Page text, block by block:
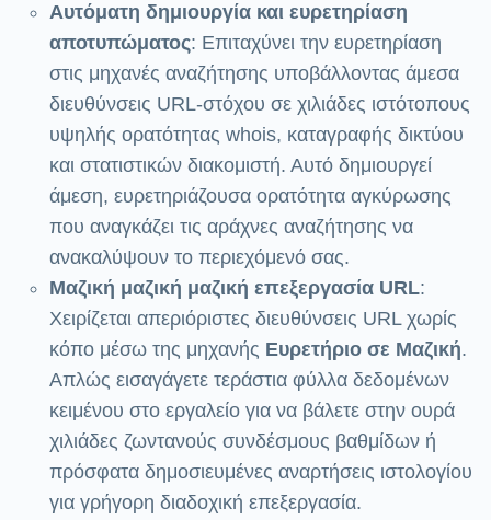
Αυτόματη δημιουργία και ευρετηρίαση
αποτυπώματος: Επιταχύνει την ευρετηρίαση
στις μηχανές αναζήτησης υποβάλλοντας άμεσα
διευθύνσεις URL-στόχου σε χιλιάδες ιστότοπους
υψηλής ορατότητας whois, καταγραφής δικτύου
και στατιστικών διακομιστή. Αυτό δημιουργεί
άμεση, ευρετηριάζουσα ορατότητα αγκύρωσης
που αναγκάζει τις αράχνες αναζήτησης να
ανακαλύψουν το περιεχόμενό σας.
Μαζική μαζική μαζική επεξεργασία URL:
Χειρίζεται απεριόριστες διευθύνσεις URL χωρίς
κόπο μέσω της μηχανής Ευρετήριο σε Μαζική.
Απλώς εισαγάγετε τεράστια φύλλα δεδομένων
κειμένου στο εργαλείο για να βάλετε στην ουρά
χιλιάδες ζωντανούς συνδέσμους βαθμίδων ή
πρόσφατα δημοσιευμένες αναρτήσεις ιστολογίου
για γρήγορη διαδοχική επεξεργασία.